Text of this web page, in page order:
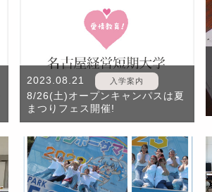
2023.08.21 入学案内
8/26(土)オープンキャンパスは夏
まつりフェス開催!